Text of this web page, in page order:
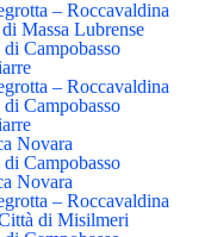
– Roccavaldina
Massa Lubrense
Campobasso
– Roccavaldina
Campobasso
Novara
Campobasso
Novara
– Roccavaldina
di Misilmeri